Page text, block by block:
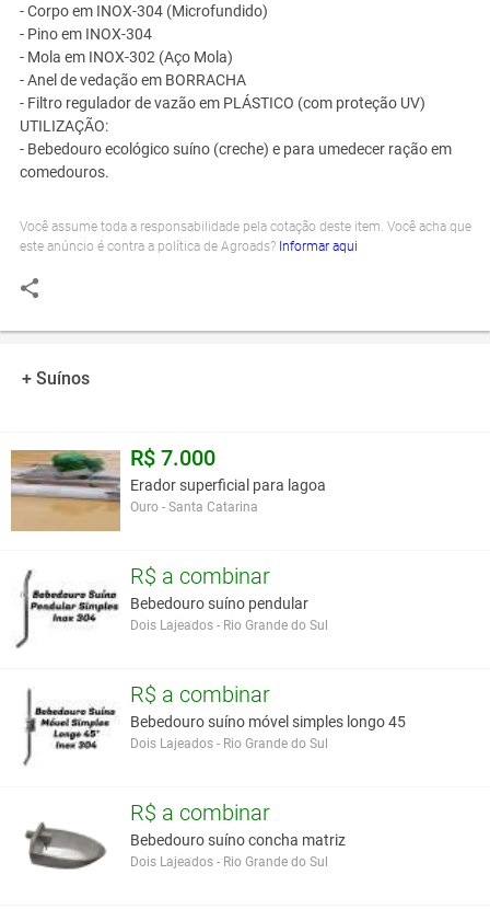
- Corpo em INOX-304 (Microfundido)
- Pino em INOX-304
- Mola em INOX-302 (Aço Mola)
- Anel de vedação em BORRACHA
- Filtro regulador de vazão em PLÁSTICO (com proteção UV)
UTILIZAÇÃO:
- Bebedouro ecológico suíno (creche) e para umedecer ração em
comedouros.
Você assume toda a responsabilidade pela cotação deste item. Você acha que
este anúncio é contra a política de Agroads? Informar aqui
+ Suínos
R$ 7.000
Erador superficial para lagoa
Ouro - Santa Catarina
R$ a combinar
Bebedouro suíno pendular
Dois Lajeados - Rio Grande do Sul
R$ a combinar
Bebedouro suíno móvel simples longo 45
Dois Lajeados - Rio Grande do Sul
R$ a combinar
Bebedouro suíno concha matriz
Dois Lajeados - Rio Grande do Sul